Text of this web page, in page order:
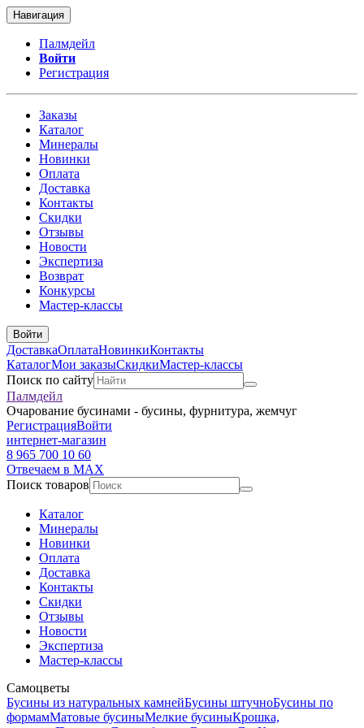
Навигация
Палмдейл
Войти
Регистрация
Заказы
Каталог
Минералы
Новинки
Оплата
Доставка
Контакты
Скидки
Отзывы
Новости
Экспертиза
Возврат
Конкурсы
Мастер-классы
Войти
ДоставкаОплатаНовинкиКонтакты
КаталогМои заказыСкидкиМастер-классы
Поиск по сайту
Палмдейл
Очарование бусинами - бусины, фурнитура, жемчуг
РегистрацияВойти
интернет-магазин
8 965 700 10 60
Отвечаем в MAX
Поиск товаров
Каталог
Минералы
Новинки
Оплата
Доставка
Контакты
Скидки
Отзывы
Новости
Экспертиза
Мастер-классы
Самоцветы
Бусины из натуральных камнейБусины штучноБусины по
формамМатовые бусиныМелкие бусиныКрошка,